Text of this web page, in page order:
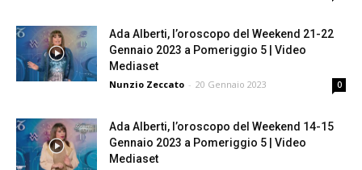
Ada Alberti, l’oroscopo del Weekend 21-22
Gennaio 2023 a Pomeriggio 5 | Video
Mediaset
Nunzio Zeccato - 20 Gennaio 2023 0
Ada Alberti, l’oroscopo del Weekend 14-15
Gennaio 2023 a Pomeriggio 5 | Video
Mediaset